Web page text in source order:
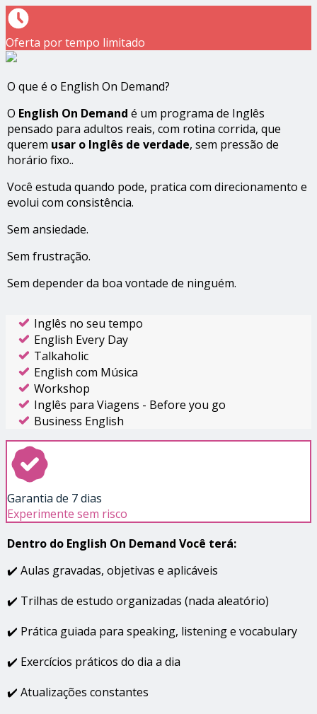
Oferta por tempo limitado
O que é o English On Demand?
O English On Demand é um programa de Inglês
pensado para adultos reais, com rotina corrida, que
querem usar o Inglês de verdade, sem pressão de
horário fixo..
Você estuda quando pode, pratica com direcionamento e
evolui com consistência.
Sem ansiedade.
Sem frustração.
Sem depender da boa vontade de ninguém.
Inglês no seu tempo
English Every Day
Talkaholic
English com Música
Workshop
Inglês para Viagens - Before you go
Business English
Garantia de 7 dias
Experimente sem risco
Dentro do English On Demand Você terá:
✔️ Aulas gravadas, objetivas e aplicáveis
✔️ Trilhas de estudo organizadas (nada aleatório)
✔️ Prática guiada para speaking, listening e vocabulary
✔️ Exercícios práticos do dia a dia
✔️ Atualizações constantes